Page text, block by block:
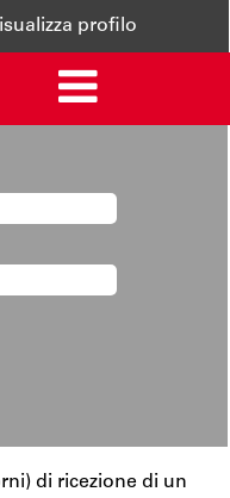
profilo
di ricezione di un